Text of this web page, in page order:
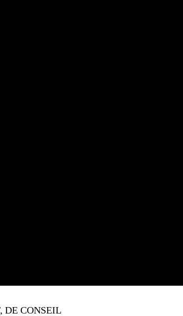
DE CONSEIL